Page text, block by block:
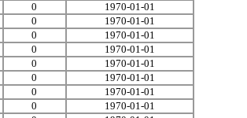
0
1970-01-01
0
1970-01-01
0
1970-01-01
0
1970-01-01
0
1970-01-01
0
1970-01-01
0
1970-01-01
0
1970-01-01